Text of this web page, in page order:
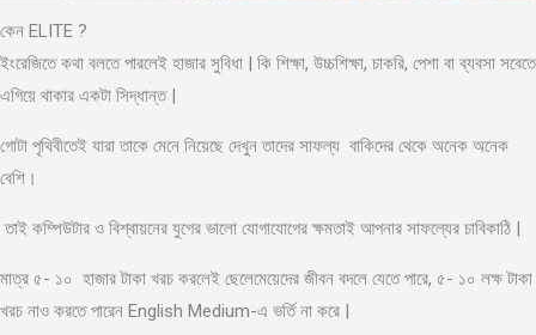
কেন ELITE ?
ইংরেজিতে কথা বলতে পারলেই হাজার সুবিধা | কি শিক্ষা, উচ্চশিক্ষা, চাকরি, পেশা বা ব্যবসা সবেতে
এগিয়ে থাকার একটা সিদ্ধান্ত |
গোটা পৃথিবীতেই যারা তাকে মেনে নিয়েছে দেখুন তাদের সাফল্য বাকিদের থেকে অনেক অনেক
বেশি।
তাই কম্পিউটার ও বিশ্বায়নের যুগের ভালো যোগাযোগের ক্ষমতাই আপনার সাফল্যের চাবিকাঠি |
মাত্র ৫- ১০ হাজার টাকা খরচ করলেই ছেলেমেয়েদের জীবন বদলে যেতে পারে, ৫- ১০ লক্ষ টাকা
খরচ নাও করতে পারেন English Medium-এ ভর্তি না করে |